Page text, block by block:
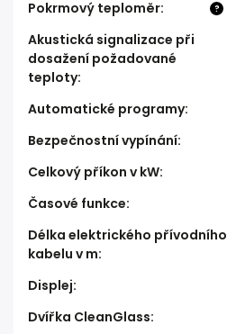
?
Pokrmový teploměr:
Akustická signalizace při
dosažení požadované
teploty:
Automatické programy:
Bezpečnostní vypínání:
Celkový příkon v kW:
Časové funkce:
Délka elektrického přívodního
kabelu v m:
Displej:
Dvířka CleanGlass: